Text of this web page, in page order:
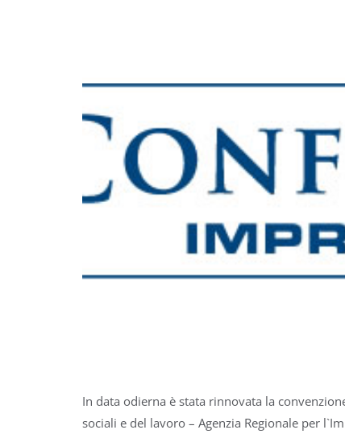
In data odierna è stata rinnovata la
sociali e del lavoro – Agenzia Regionale per